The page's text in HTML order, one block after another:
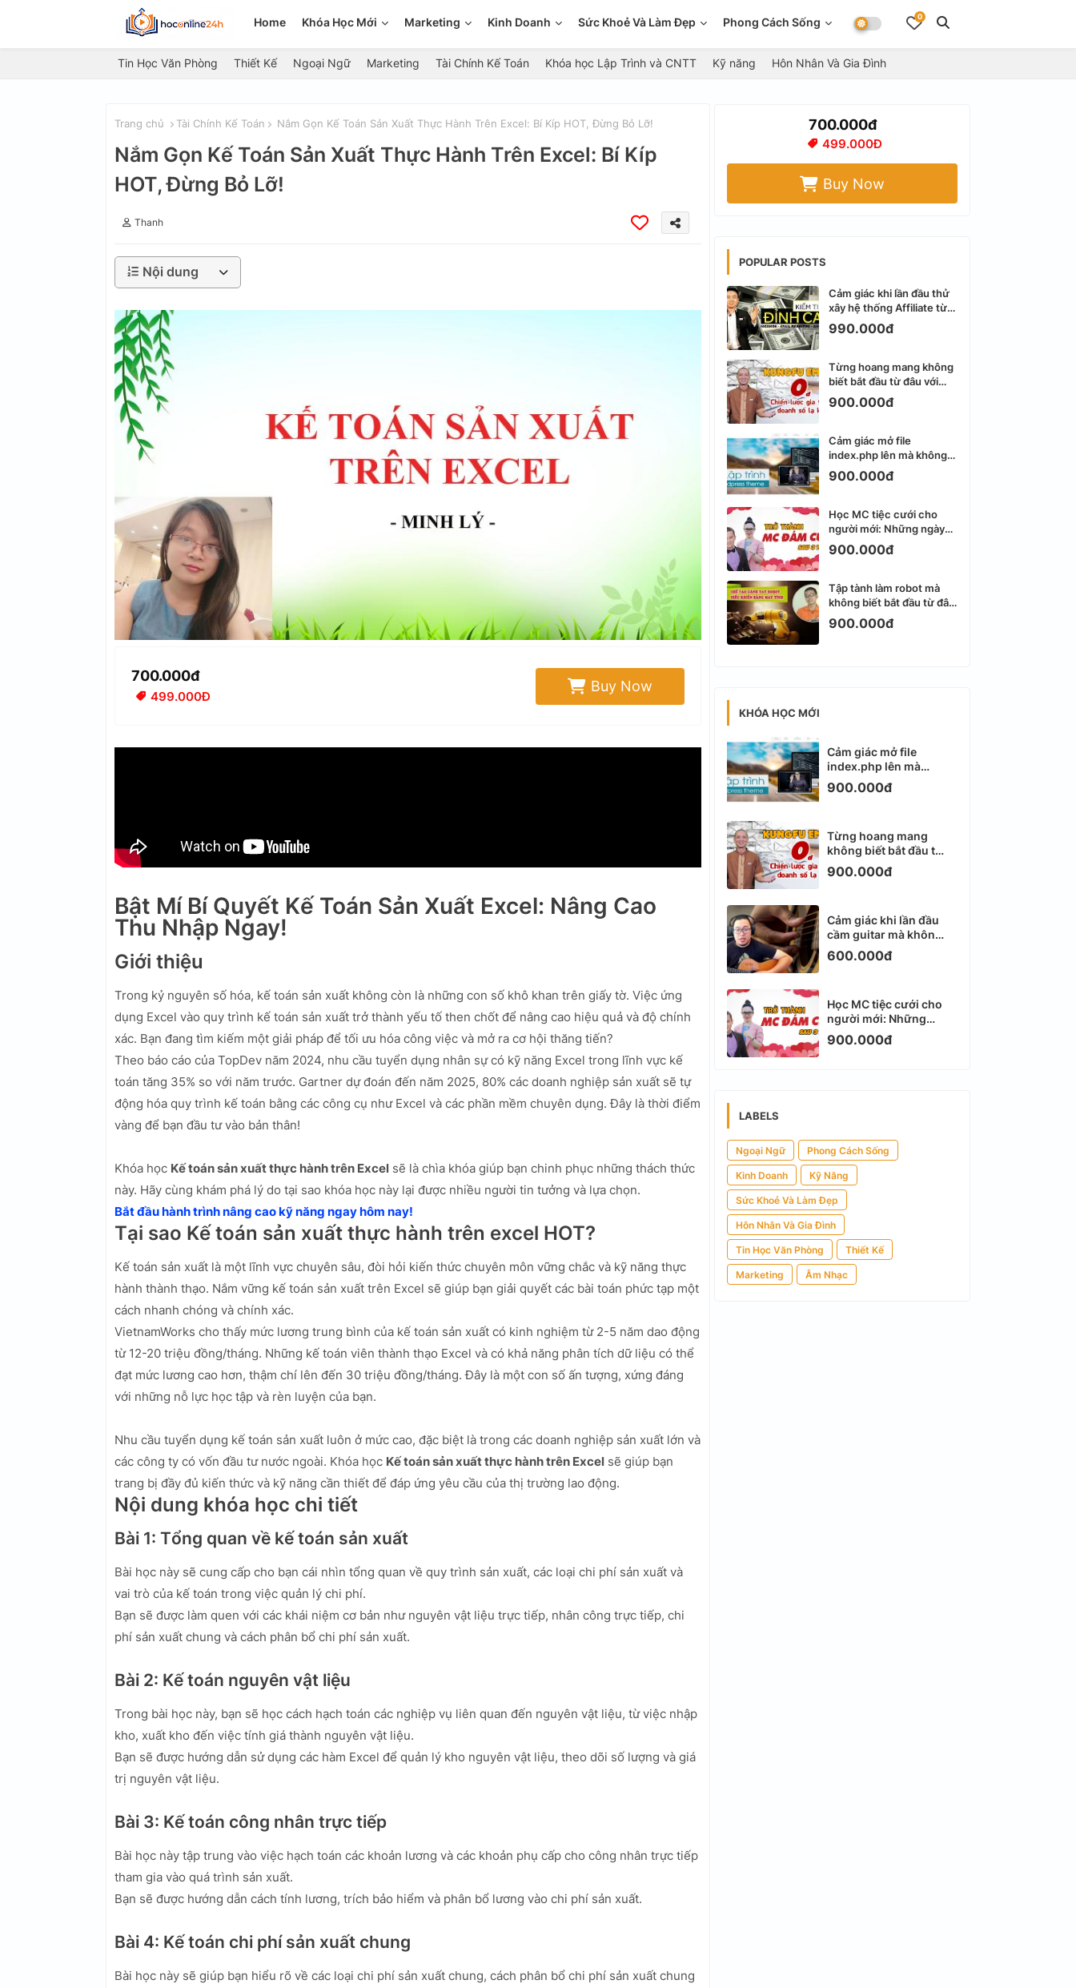
Home Khóa Học Mới Marketing Kinh Doanh Sức Khoẻ Và Làm Đẹp Phong Cách Sống 0
Tin Học Văn Phòng Thiết Kế Ngoại Ngữ Marketing Tài Chính Kế Toán Khóa học Lập Trình và CNTT Kỹ năng Hôn Nhân Và Gia Đình
Trang chủ Tài Chính Kế Toán Nắm Gọn Kế Toán Sản Xuất Thực Hành Trên Excel: Bí Kíp HOT, Đừng Bỏ Lỡ!
Nắm Gọn Kế Toán Sản Xuất Thực Hành Trên Excel: Bí Kíp
HOT, Đừng Bỏ Lỡ!
Thanh
Nội dung
700.000đ
499.000Đ
Buy Now
Bật Mí Bí Quyết Kế Toán Sản Xuất Excel: Nâng Cao
Thu Nhập Ngay!
Giới thiệu
Trong kỷ nguyên số hóa, kế toán sản xuất không còn là những con số khô khan trên giấy tờ. Việc ứng
dụng Excel vào quy trình kế toán sản xuất trở thành yếu tố then chốt để nâng cao hiệu quả và độ chính
xác. Bạn đang tìm kiếm một giải pháp để tối ưu hóa công việc và mở ra cơ hội thăng tiến?
Theo báo cáo của TopDev năm 2024, nhu cầu tuyển dụng nhân sự có kỹ năng Excel trong lĩnh vực kế
toán tăng 35% so với năm trước. Gartner dự đoán đến năm 2025, 80% các doanh nghiệp sản xuất sẽ tự
động hóa quy trình kế toán bằng các công cụ như Excel và các phần mềm chuyên dụng. Đây là thời điểm
vàng để bạn đầu tư vào bản thân!
Khóa học Kế toán sản xuất thực hành trên Excel sẽ là chìa khóa giúp bạn chinh phục những thách thức
này. Hãy cùng khám phá lý do tại sao khóa học này lại được nhiều người tin tưởng và lựa chọn.
Bắt đầu hành trình nâng cao kỹ năng ngay hôm nay!
Tại sao Kế toán sản xuất thực hành trên excel HOT?
Kế toán sản xuất là một lĩnh vực chuyên sâu, đòi hỏi kiến thức chuyên môn vững chắc và kỹ năng thực
hành thành thạo. Nắm vững kế toán sản xuất trên Excel sẽ giúp bạn giải quyết các bài toán phức tạp một
cách nhanh chóng và chính xác.
VietnamWorks cho thấy mức lương trung bình của kế toán sản xuất có kinh nghiệm từ 2-5 năm dao động
từ 12-20 triệu đồng/tháng. Những kế toán viên thành thạo Excel và có khả năng phân tích dữ liệu có thể
đạt mức lương cao hơn, thậm chí lên đến 30 triệu đồng/tháng. Đây là một con số ấn tượng, xứng đáng
với những nỗ lực học tập và rèn luyện của bạn.
Nhu cầu tuyển dụng kế toán sản xuất luôn ở mức cao, đặc biệt là trong các doanh nghiệp sản xuất lớn và
các công ty có vốn đầu tư nước ngoài. Khóa học Kế toán sản xuất thực hành trên Excel sẽ giúp bạn
trang bị đầy đủ kiến thức và kỹ năng cần thiết để đáp ứng yêu cầu của thị trường lao động.
Nội dung khóa học chi tiết
Bài 1: Tổng quan về kế toán sản xuất
Bài học này sẽ cung cấp cho bạn cái nhìn tổng quan về quy trình sản xuất, các loại chi phí sản xuất và
vai trò của kế toán trong việc quản lý chi phí.
Bạn sẽ được làm quen với các khái niệm cơ bản như nguyên vật liệu trực tiếp, nhân công trực tiếp, chi
phí sản xuất chung và cách phân bổ chi phí sản xuất.
Bài 2: Kế toán nguyên vật liệu
Trong bài học này, bạn sẽ học cách hạch toán các nghiệp vụ liên quan đến nguyên vật liệu, từ việc nhập
kho, xuất kho đến việc tính giá thành nguyên vật liệu.
Bạn sẽ được hướng dẫn sử dụng các hàm Excel để quản lý kho nguyên vật liệu, theo dõi số lượng và giá
trị nguyên vật liệu.
Bài 3: Kế toán công nhân trực tiếp
Bài học này tập trung vào việc hạch toán các khoản lương và các khoản phụ cấp cho công nhân trực tiếp
tham gia vào quá trình sản xuất.
Bạn sẽ được hướng dẫn cách tính lương, trích bảo hiểm và phân bổ lương vào chi phí sản xuất.
Bài 4: Kế toán chi phí sản xuất chung
Bài học này sẽ giúp bạn hiểu rõ về các loại chi phí sản xuất chung, cách phân bổ chi phí sản xuất chung
700.000đ
499.000Đ
Buy Now
POPULAR POSTS
Cảm giác khi lần đầu thử
xây hệ thống Affiliate từ
Facebook cá nhân
990.000đ
Từng hoang mang không
biết bắt đầu từ đâu với
Email Marketing
900.000đ
Cảm giác mở file
index.php lên mà không
biết viết gì tiếp theo
900.000đ
Học MC tiệc cưới cho
người mới: Những ngày
đầu thực sự khá ngợp
900.000đ
Tập tành làm robot mà
không biết bắt đầu từ đâu
thì dễ nản thật
900.000đ
KHÓA HỌC MỚI
Cảm giác mở file
index.php lên mà
không biết viết gì tiếp
theo
900.000đ
Từng hoang mang
không biết bắt đầu từ
đâu với Email
Marketing
900.000đ
Cảm giác khi lần đầu
cầm guitar mà không
biết bắt đầu từ đâu
600.000đ
Học MC tiệc cưới cho
người mới: Những
ngày đầu thực sự khá
ngợp
900.000đ
LABELS
Ngoại Ngữ Phong Cách Sống
Kinh Doanh Kỹ Năng
Sức Khoẻ Và Làm Đẹp
Hôn Nhân Và Gia Đình
Tin Học Văn Phòng Thiết Kế
Marketing Âm Nhạc